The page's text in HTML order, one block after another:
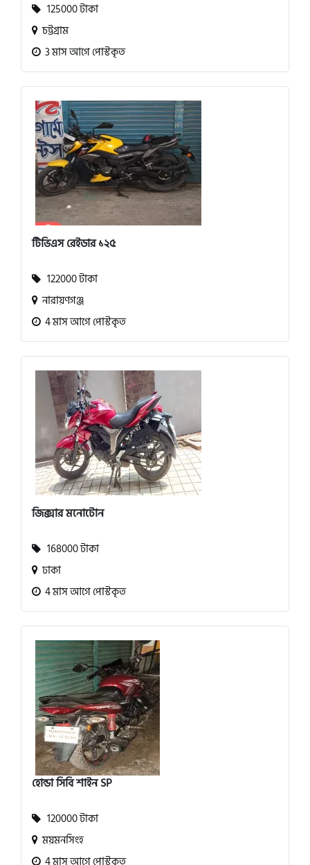
125000 টাকা
চট্টগ্রাম
3 মাস আগে পোস্টকৃত
টিভিএস রেইডার ১২৫
122000 টাকা
নারায়ণগঞ্জ
4 মাস আগে পোস্টকৃত
জিক্সার মনোটোন
168000 টাকা
ঢাকা
4 মাস আগে পোস্টকৃত
হোন্ডা সিবি শাইন SP
120000 টাকা
ময়মনসিংহ